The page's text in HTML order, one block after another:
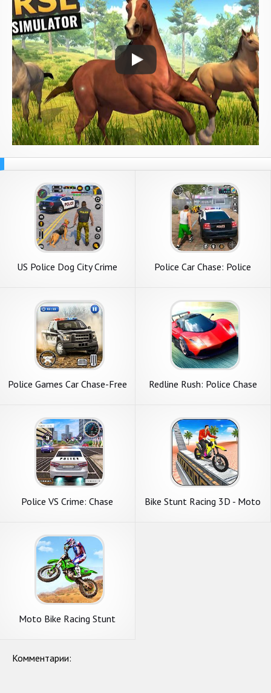
US Police Dog City Crime
Police Car Chase: Police
Police Games Car Chase-Free
Redline Rush: Police Chase
Police VS Crime: Chase
Bike Stunt Racing 3D - Moto
Moto Bike Racing Stunt
Комментарии: